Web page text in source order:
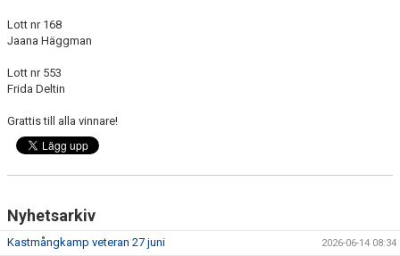
ARKIV
Lott nr 168
Jaana Häggman
Lott nr 553
Frida Deltin
Grattis till alla vinnare!
Nyhetsarkiv
Kastmångkamp veteran 27 juni 2026-06-14 08:34